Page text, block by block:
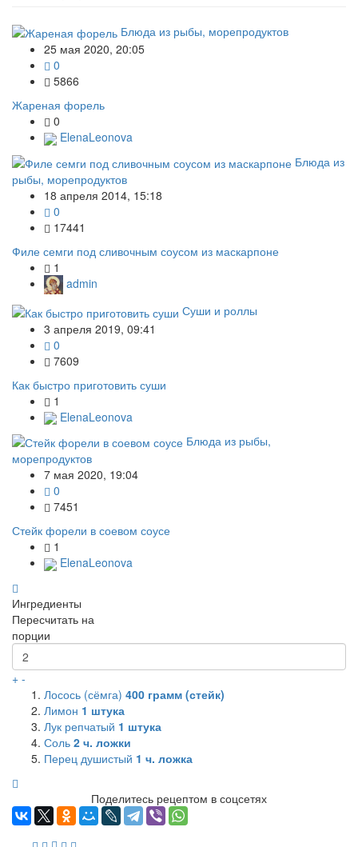
Блюда из рыбы, морепродуктов
25 мая 2020, 20:05
0
5866
Жареная форель
0
ElenaLeonova
Блюда из
рыбы, морепродуктов
18 апреля 2014, 15:18
0
17441
Филе семги под сливочным соусом из маскарпоне
1
admin
Суши и роллы
3 апреля 2019, 09:41
0
7609
Как быстро приготовить суши
1
ElenaLeonova
Блюда из рыбы,
морепродуктов
7 мая 2020, 19:04
0
7451
Стейк форели в соевом соусе
1
ElenaLeonova
Ингредиенты
Пересчитать на
порции
+ -
Лосось (сёмга) 400 грамм (стейк)
Лимон 1 штука
Лук репчатый 1 штука
Соль 2 ч. ложки
Перец душистый 1 ч. ложка
Поделитесь рецептом в соцсетях